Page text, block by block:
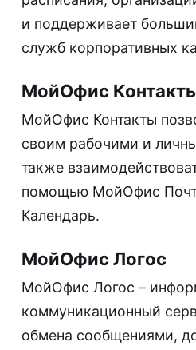
и поддерживает
служб корпоративных
МойОфис
МойОфис Контакты
своим рабочими и
также
помощью МойОфис
Календарь.
МойОфис Логос
МойОфис Логос –
коммуникационный
обмена сообщениями,